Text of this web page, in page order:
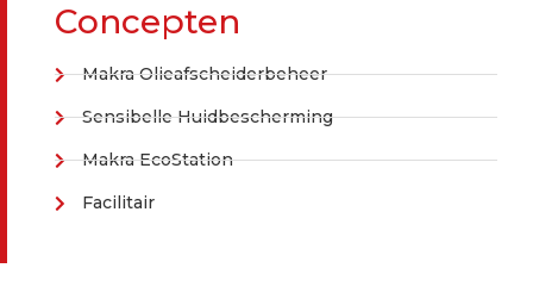
Concepten
Makra Olieafscheiderbeheer
Sensibelle Huidbescherming
Makra EcoStation
Facilitair